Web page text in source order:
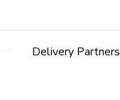
Delivery Partners